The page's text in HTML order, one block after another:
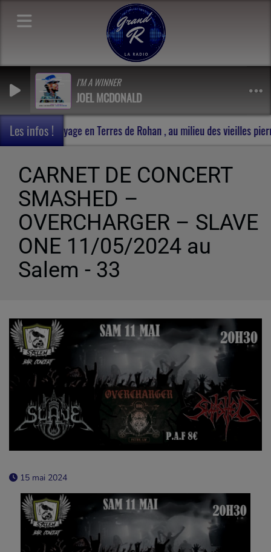
I'M A WINNER
JOEL MCDONALD
Les infos !experiment - Carnet de voyage en Terres de
CARNET DE CONCERT
SMASHED –
OVERCHARGER – SLAVE
ONE 11/05/2024 au
Salem - 33
15 mai 2024